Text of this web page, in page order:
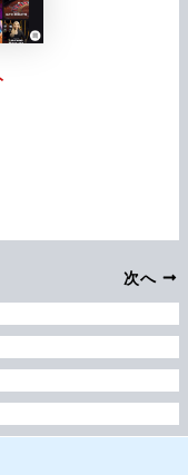
ィングサイト
次へ